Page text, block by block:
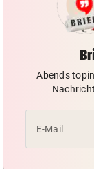
Abends
E-Mail